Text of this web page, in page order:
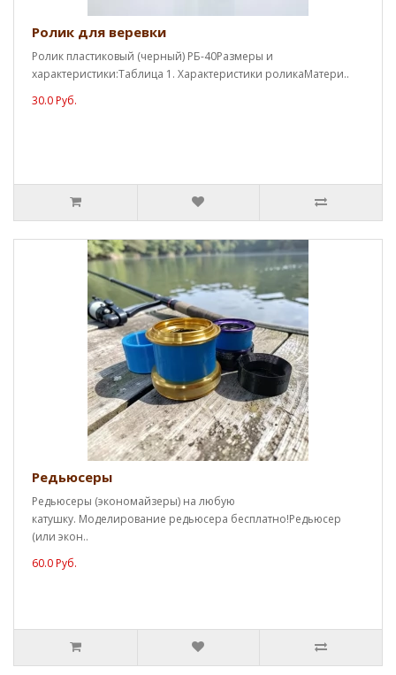
Ролик для веревки
Ролик пластиковый (черный) РБ-40Размеры и
характеристики:Таблица 1. Характеристики роликаМатери..
30.0 Руб.
Редьюсеры
Редьюсеры (экономайзеры) на любую
катушку. Моделирование редьюсера бесплатно!Редьюсер
(или экон..
60.0 Руб.